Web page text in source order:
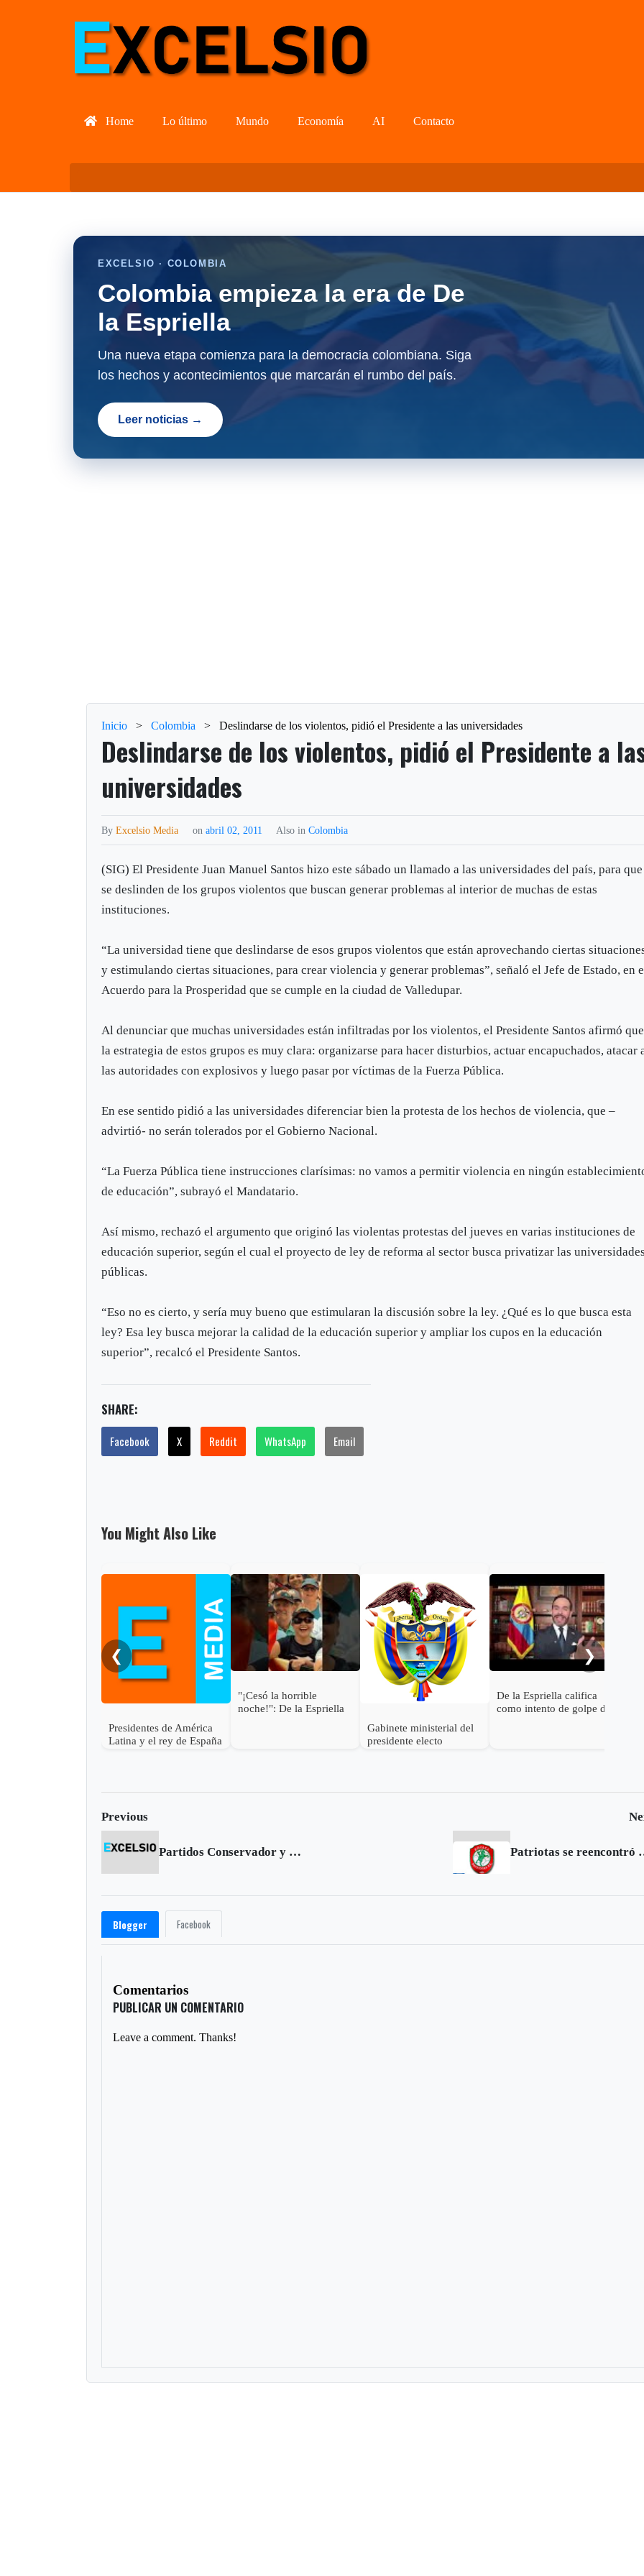
Home Lo último Mundo Economía AI Contacto
EXCELSIO · COLOMBIA
Colombia empieza la era de De
la Espriella
Una nueva etapa comienza para la democracia colombiana. Siga
los hechos y acontecimientos que marcarán el rumbo del país.
Leer noticias →
Inicio > Colombia > Deslindarse de los violentos, pidió el Presidente a las universidades
Deslindarse de los violentos, pidió el Presidente a
universidades
ByExcelsio Media onabril 02, 2011 Also inColombia
(SIG) El Presidente Juan Manuel Santos hizo este sábado un llamado a las universidades del país, para que
se deslinden de los grupos violentos que buscan generar problemas al interior de muchas de estas
instituciones.
“La universidad tiene que deslindarse de esos grupos violentos que están aprovechando ciertas
y estimulando ciertas situaciones, para crear violencia y generar problemas”, señaló el Jefe de Estado, en
Acuerdo para la Prosperidad que se cumple en la ciudad de Valledupar.
Al denunciar que muchas universidades están infiltradas por los violentos, el Presidente Santos afirmó que
la estrategia de estos grupos es muy clara: organizarse para hacer disturbios, actuar encapuchados, atacar
las autoridades con explosivos y luego pasar por víctimas de la Fuerza Pública.
En ese sentido pidió a las universidades diferenciar bien la protesta de los hechos de violencia, que –
advirtió- no serán tolerados por el Gobierno Nacional.
“La Fuerza Pública tiene instrucciones clarísimas: no vamos a permitir violencia en ningún
de educación”, subrayó el Mandatario.
Así mismo, rechazó el argumento que originó las violentas protestas del jueves en varias instituciones de
educación superior, según el cual el proyecto de ley de reforma al sector busca privatizar las universidades
públicas.
“Eso no es cierto, y sería muy bueno que estimularan la discusión sobre la ley. ¿Qué es lo que busca esta
ley? Esa ley busca mejorar la calidad de la educación superior y ampliar los cupos en la educación
superior”, recalcó el Presidente Santos.
SHARE:
Facebook X Reddit WhatsApp Email
You Might Also Like
❮
Presidentes de América
Latina y el rey de España
"¡Cesó la horrible
noche!": De la Espriella
Gabinete ministerial del
presidente electo
De la Espriella califica
como intento de golpe de
❯
Previous
Partidos Conservador y de la U elegirán candidato único a la Gobernación Patriotas
Blogger Facebook
Comentarios
PUBLICAR UN COMENTARIO
Leave a comment. Thanks!